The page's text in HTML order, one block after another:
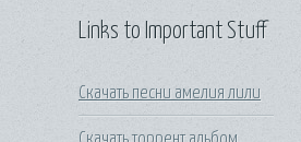
Links to Important Stuff
Скачать песни амелия лили